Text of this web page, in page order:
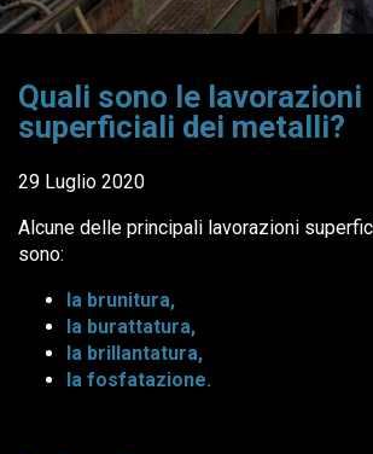
Quali sono le lavorazioni
superficiali dei metalli?
29 Luglio 2020
Alcune delle principali lavorazioni
sono:
la brunitura,
la burattatura,
la brillantatura,
la fosfatazione.